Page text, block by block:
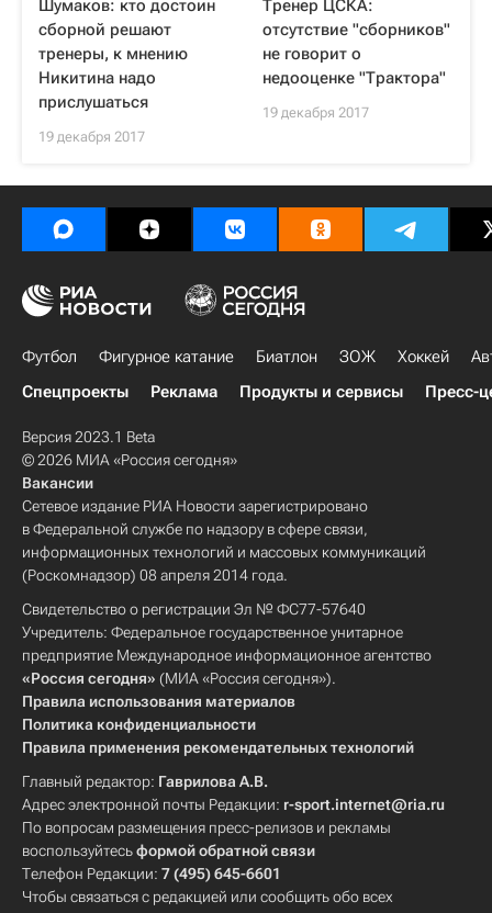
Шумаков: кто достоин
сборной решают
тренеры, к мнению
Никитина надо
прислушаться
19 декабря 2017
Тренер ЦСКА:
отсутствие "сборников"
не говорит о
недооценке "Трактора"
19 декабря 2017
Футбол Фигурное катание Биатлон ЗОЖ Хоккей
Спецпроекты
Реклама Продукты и сервисы Пресс-
Версия 2023.1 Beta
© 2026 МИА «Россия сегодня»
Вакансии
Сетевое издание РИА Новости зарегистрировано
в Федеральной службе по надзору в сфере связи,
информационных технологий и массовых коммуникаций
(Роскомнадзор) 08 апреля 2014 года.
Свидетельство о регистрации Эл № ФС77-57640
Учредитель: Федеральное государственное унитарное
предприятие Международное информационное агентство
«Россия сегодня» (МИА «Россия сегодня»).
Правила использования материалов
Политика конфиденциальности
Правила применения рекомендательных технологий
Главный редактор: Гаврилова А.В.
Адрес электронной почты Редакции: r-sport.internet@ria.ru
По вопросам размещения пресс-релизов и рекламы
воспользуйтесьформой обратной связи
Телефон Редакции: 7 (495) 645-6601
Чтобы связаться с редакцией или сообщить обо всех